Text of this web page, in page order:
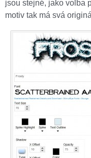
jsou stejné, jako volba
motiv tak má svá